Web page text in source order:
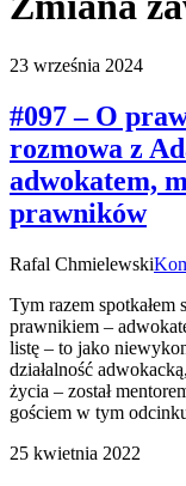
23 września 2024
#097 – O
rozmowa z
adwokatem,
prawników
Rafal Chmielewski
Tym razem
prawnikiem –
listę – to jako
działalność
życia – został
gościem w tym
25 kwietnia 2022